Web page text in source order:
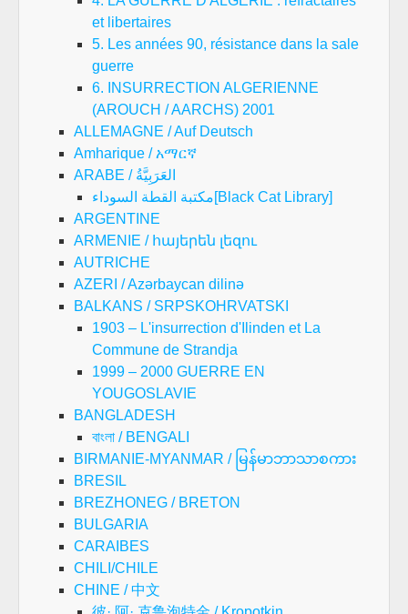
et libertaires
5. Les années 90, résistance dans la sale
guerre
6. INSURRECTION ALGERIENNE
(AROUCH / AARCHS) 2001
ALLEMAGNE / Auf Deutsch
Amharique / አማርኛ
ARABE / العَرَبِيَّةُ
مكتبة القطة السوداء[Black Cat Library]
ARGENTINE
ARMENIE / հայերեն լեզու
AUTRICHE
AZERI / Azərbaycan dilinə
BALKANS / SRPSKOHRVATSKI
1903 – L'insurrection d'Ilinden et La
Commune de Strandja
1999 – 2000 GUERRE EN
YOUGOSLAVIE
BANGLADESH
বাংলা / BENGALI
BIRMANIE-MYANMAR / မြန်မာဘာသာစကား
BRESIL
BREZHONEG / BRETON
BULGARIA
CARAIBES
CHILI/CHILE
CHINE / 中文